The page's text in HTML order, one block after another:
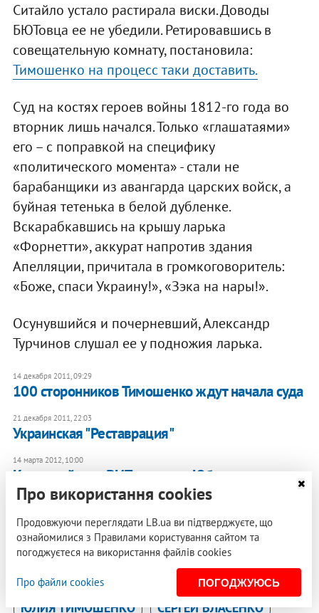
Ситайло устало растирала виски. Доводы
БЮТовца ее не убедили. Ретировавшись в
совещательную комнату, постановила:
Тимошенко на процесс таки доставить.
Суд на костях героев войны 1812-го года во
вторник лишь начался. Только «глашатаями»
его – с поправкой на специфику
«политического момента» - стали не
барабанщики из авангарда царских войск, а
буйная тетенька в белой дубленке.
Вскарабкавшись на крышу ларька
«Форнетти», аккурат напротив здания
Апелляции, причитала в громкоговоритель:
«Боже, спаси Украину!», «Зэка на нары!».
Осунувшийся и почерневший, Александр
Турчинов слушал ее у подножия ларька.
14 декабря 2011, 09:29
100 сторонников Тимошенко ждут начала суда
21 декабря 2011, 22:03
Украинская "Реставрация"
14 марта 2012, 10:00
Казенный дом ВИП–уровня. Юбилею одного
СИЗО посвящается
Соня Кошкіна, Шеф-редактор LB.ua
ЮЛИЯ ТИМОШЕНКО СЕРГЕЙ ВЛАСЕНКО
Про використання cookies
Продовжуючи переглядати LB.ua ви підтверджуєте, що
ознайомилися з Правилами користування сайтом та
погоджуєтеся на використання файлів cookies
Про файли cookies ПОГОДЖУЮСЬ